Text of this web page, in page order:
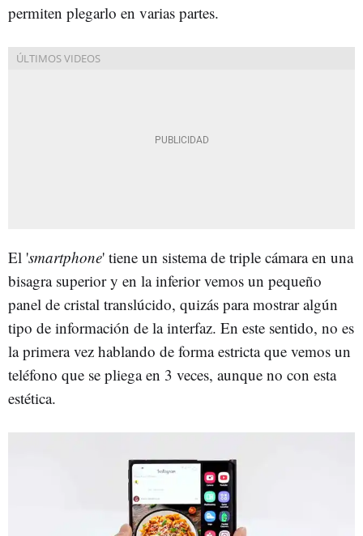
permiten plegarlo en varias partes.
El 'smartphone' tiene un sistema de triple cámara en una
bisagra superior y en la inferior vemos un pequeño
panel de cristal translúcido, quizás para mostrar algún
tipo de información de la interfaz. En este sentido, no es
la primera vez hablando de forma estricta que vemos un
teléfono que se pliega en 3 veces, aunque no con esta
estética.